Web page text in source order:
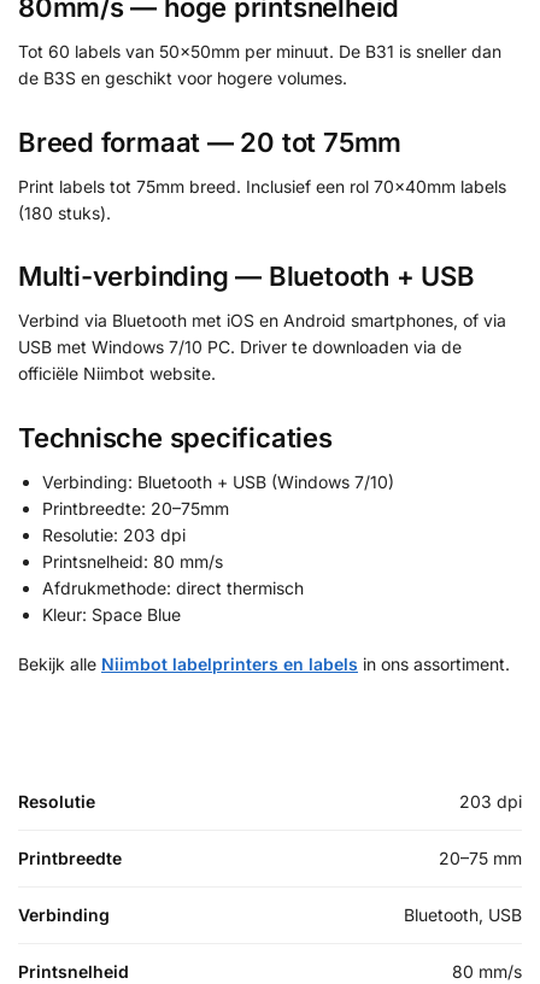
80mm/s — hoge printsnelheid
Tot 60 labels van 50×50mm per minuut. De B31 is sneller dan
de B3S en geschikt voor hogere volumes.
Breed formaat — 20 tot 75mm
Print labels tot 75mm breed. Inclusief een rol 70×40mm labels
(180 stuks).
Multi-verbinding — Bluetooth + USB
Verbind via Bluetooth met iOS en Android smartphones, of via
USB met Windows 7/10 PC. Driver te downloaden via de
officiële Niimbot website.
Technische specificaties
Verbinding: Bluetooth + USB (Windows 7/10)
Printbreedte: 20–75mm
Resolutie: 203 dpi
Printsnelheid: 80 mm/s
Afdrukmethode: direct thermisch
Kleur: Space Blue
Bekijk alle Niimbot labelprinters en labels in ons assortiment.
Resolutie 203 dpi
Printbreedte 20–75 mm
Verbinding Bluetooth, USB
Printsnelheid 80 mm/s